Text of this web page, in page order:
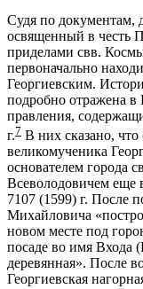
Судя по документам,
освященный в честь
приделами свв.
первоначально
Георгиевским.
подробно отражена в
правления,
г.7 В них сказано, что
великомученика
основателем города
Всеволодовичем еще
7107 (1599) г. После
Михайловича
новом месте под
посаде во имя Входа
деревянная». После
Георгиевская